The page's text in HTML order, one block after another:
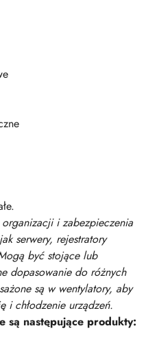
i zabezpieczenia
serwery, rejestratory
być stojące lub
dopasowanie do różnych
są w wentylatory, aby
i chłodzenie urządzeń.
są następujące produkty: